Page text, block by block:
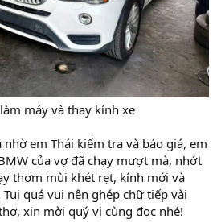
máy và thay kính xe
em Thái kiểm tra và báo giá, em
của vợ đã chạy mượt mà, nhớt
thơm mùi khét rẹt, kính mới và
quá vui nên ghép chữ tiếp vài
xin mời quý vị cùng đọc nhé!